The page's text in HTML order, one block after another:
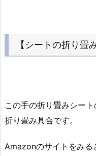
【シートの折り畳
この手の折り畳みシー
折り畳み具合です。
Amazonのサイトをみる